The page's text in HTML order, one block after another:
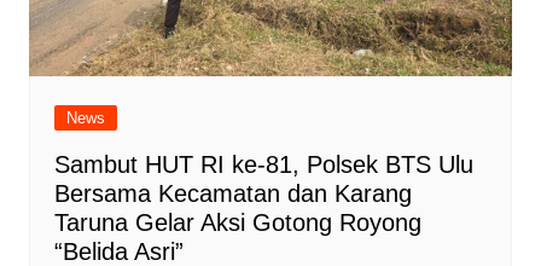
News
Sambut HUT RI ke-81, Polsek BTS Ulu
Bersama Kecamatan dan Karang
Taruna Gelar Aksi Gotong Royong
“Belida Asri”